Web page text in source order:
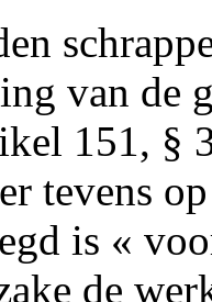
van de
151, §
tevens
is «
de